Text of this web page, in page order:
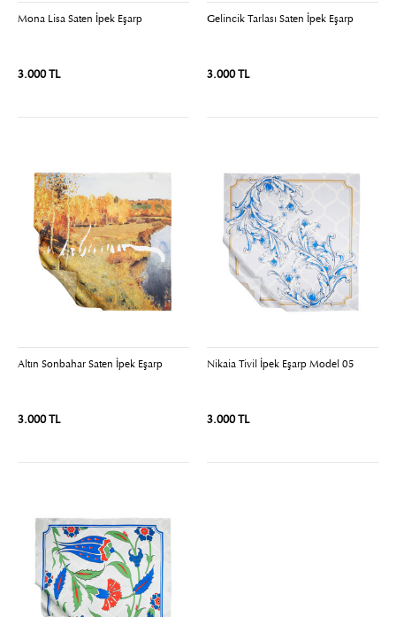
Mona Lisa Saten İpek Eşarp
3.000 TL
Gelincik Tarlası Saten İpek Eşarp
3.000 TL
Altın Sonbahar Saten İpek Eşarp
3.000 TL
Nikaia Tivil İpek Eşarp Model 05
3.000 TL